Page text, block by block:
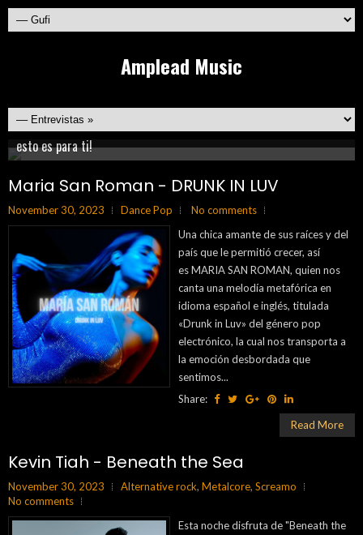
Amplead Music
Conoce lo mejor de la música rock emergente de México y el
mundo!!
¿Te gusta la música acústica o americana?, sí tú respuesta es sí,
esto es para ti!
LLénate de sabor con los mejores ritmos latinos
Recarga energía y vive la fiesta al máximo con nuestra mejor
selección de música electrónica
Nuevos sonidos imperdibles!
Maria San Roman - DRUNK IN LUV
November 30, 2023 Dance Pop
No comments
Una chica amante de sus raíces y del
país que le permitió crecer, así
es MARIA SAN ROMAN, quien nos
canta una melodía metafórica en
idioma español e inglés, titulada
«Drunk in Luv» del género pop
electrónico, la cual nos transporta a
la emoción desbordada que
sentimos...
Share:
Read More
Kevin Tiah - Beneath the Sea
November 30, 2023 Alternative rock, Metalcore, Screamo
No comments
Esta noche disfruta de "Beneath the